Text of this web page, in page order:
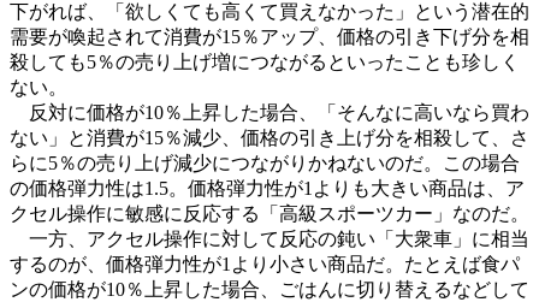
下がれば、「欲しくても高くて買えなかった」という潜在的
需要が喚起されて消費が15％アップ、価格の引き下げ分を相
殺しても5％の売り上げ増につながるといったことも珍しく
ない。
反対に価格が10％上昇した場合、「そんなに高いなら買わ
ない」と消費が15％減少、価格の引き上げ分を相殺して、さ
らに5％の売り上げ減少につながりかねないのだ。この場合
の価格弾力性は1.5。価格弾力性が1よりも大きい商品は、ア
クセル操作に敏感に反応する「高級スポーツカー」なのだ。
一方、アクセル操作に対して反応の鈍い「大衆車」に相当
するのが、価格弾力性が1より小さい商品だ。たとえば食パ
ンの価格が10％上昇した場合、ごはんに切り替えるなどして